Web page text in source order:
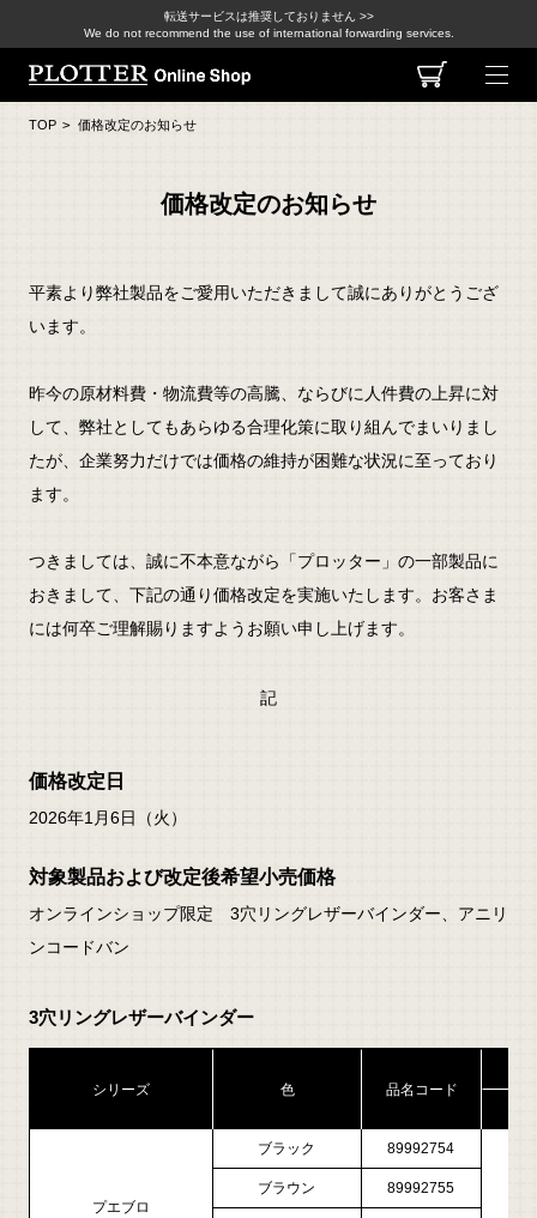
転送サービスは推奨しておりません >>
We do not recommend the use of international forwarding services.
TOP > 価格改定のお知らせ
価格改定のお知らせ
平素より弊社製品をご愛用いただきまして誠にありがとうござ
います。
昨今の原材料費・物流費等の高騰、ならびに人件費の上昇に対
して、弊社としてもあらゆる合理化策に取り組んでまいりまし
たが、企業努力だけでは価格の維持が困難な状況に至っており
ます。
つきましては、誠に不本意ながら「プロッター」の一部製品に
おきまして、下記の通り価格改定を実施いたします。お客さま
には何卒ご理解賜りますようお願い申し上げます。
記
価格改定日
2026年1月6日（火）
対象製品および改定後希望小売価格
オンラインショップ限定 3穴リングレザーバインダー、アニリ
ンコードバン
3穴リングレザーバインダー
シリーズ 色
品名コード
プエブロ
ブラック 89992754
ブラウン 89992755